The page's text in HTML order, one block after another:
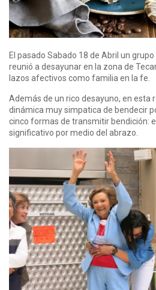
El pasado Sabado 18 de Abril un
reunió a desayunar en la zona de
lazos afectivos como familia en la fe.
Además de un rico desayuno, en esta
dinámica muy simpatica de bendecir
cinco formas de transmitir bendición:
significativo por medio del abrazo.